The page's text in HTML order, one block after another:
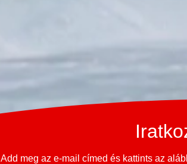
Add meg az e-mail címed és kattints az